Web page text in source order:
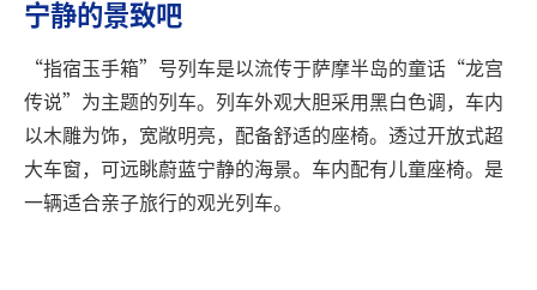
ANA 服务
关闭
宁静的景致吧
“指宿玉手箱”号列车是以流传于萨摩半岛的童话“龙宫
传说”为主题的列车。列车外观大胆采用黑白色调，车内
以木雕为饰，宽敞明亮，配备舒适的座椅。透过开放式超
大车窗，可远眺蔚蓝宁静的海景。车内配有儿童座椅。是
一辆适合亲子旅行的观光列车。